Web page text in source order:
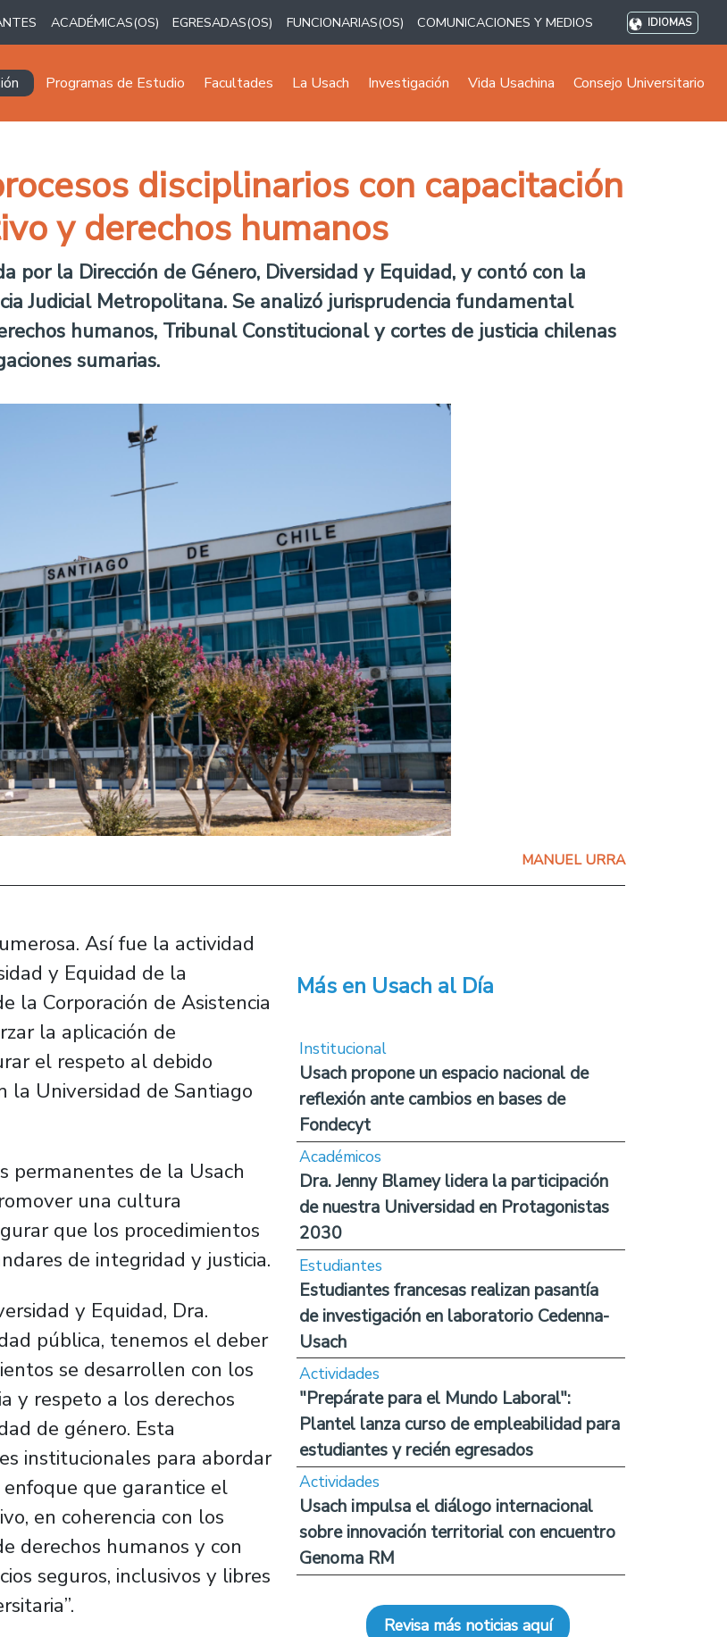
ACADÉMICAS(OS) EGRESADAS(OS) FUNCIONARIAS(OS) COMUNICACIONES Y MEDIOS IDIOMAS
principal
Programas de Estudio Facultades La Usach Investigación Vida Usachina Consejo Universitario
disciplinarios con capacitación
y derechos humanos
por la Dirección de Género, Diversidad y Equidad, y contó con la
Judicial Metropolitana. Se analizó jurisprudencia fundamental
humanos, Tribunal Constitucional y cortes de justicia chilenas
sumarias.
MANUEL URRA
Así fue la actividad
y Equidad de la
la Corporación de Asistencia
la aplicación de
el respeto al debido
la Universidad de Santiago
permanentes de la Usach
una cultura
que los procedimientos
de integridad y justicia.
y Equidad, Dra.
pública, tenemos el deber
se desarrollen con los
y respeto a los derechos
de género. Esta
institucionales para abordar
que garantice el
en coherencia con los
derechos humanos y con
seguros, inclusivos y libres
Más en Usach al Día
Institucional
Usach propone un espacio nacional de
reflexión ante cambios en bases de
Fondecyt
Académicos
Dra. Jenny Blamey lidera la participación
de nuestra Universidad en Protagonistas
2030
Estudiantes
Estudiantes francesas realizan pasantía
de investigación en laboratorio Cedenna-
Usach
Actividades
"Prepárate para el Mundo Laboral":
Plantel lanza curso de empleabilidad para
estudiantes y recién egresados
Actividades
Usach impulsa el diálogo internacional
sobre innovación territorial con encuentro
Genoma RM
Revisa más noticias aquí